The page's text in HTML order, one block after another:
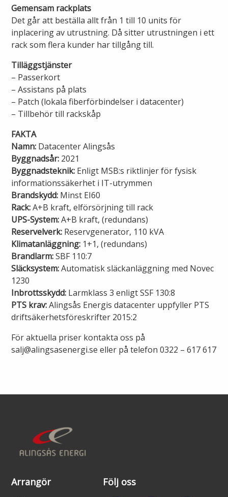
VA & Renhållning
Vanliga frågor
Badtemperaturer i Alingsås
Aktuella vattennivåer
Arkiv
Nyheter
Energiflödet
Lights in Alingsås
Pressrum
Jobba hos oss
Årsredovisning
Visselblåsarfunktion
Integritetsinformation
Tillgänglighetsredogörelse
Gemensam rackplats
Det går att beställa allt från 1 till 10 units för
inplacering av utrustning. Då sitter utrustningen i ett
rack som flera kunder har tillgång till.
Tilläggstjänster
– Passerkort
– Assistans på plats
– Patch (lokala fiberförbindelser i datacenter)
– Tillbehör till rackskåp
FAKTA
Namn: Datacenter Alingsås
Byggnadsår: 2021
Byggnadsteknik: Enligt MSB:s riktlinjer för fysisk
informationssäkerhet i IT-utrymmen
Brandskydd: Minst EI60
Rack:A+B kraft, elförsörjning till rack
UPS-System:A+B kraft, (redundans)
Reservelverk: Reservgenerator, 110 kVA
Klimatanläggning: 1+1, (redundans)
Brandlarm:SBF 110:7
Släcksystem:Automatisk släckanläggning med Novec
1230
Inbrottsskydd: Larmklass 3 enligt SSF 130:8
PTS krav:Alingsås Energis datacenter uppfyller PTS
driftsäkerhetsföreskrifter 2015:2
För aktuella priser kontakta oss på
salj@alingsasenergi.se eller på telefon 0322 – 617 617
Arrangör Följ oss